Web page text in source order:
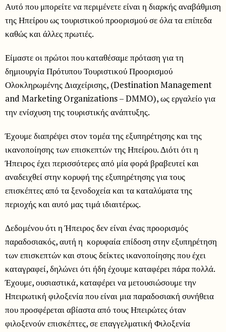
Αυτό που μπορείτε να περιμένετε είναι η διαρκής αναβάθμιση
της Ηπείρου ως τουριστικού προορισμού σε όλα τα επίπεδα
καθώς και άλλες πρωτιές.
Είμαστε οι πρώτοι που καταθέσαμε πρόταση για τη
δημιουργία Πρότυπου Τουριστικού Προορισμού
Ολοκληρωμένης Διαχείρισης, (Destination Management
and Marketing Organizations – DMMO), ως εργαλείο για
την ενίσχυση της τουριστικής ανάπτυξης.
Έχουμε διαπρέψει στον τομέα της εξυπηρέτησης και της
ικανοποίησης των επισκεπτών της Ηπείρου. Διότι ότι η
Ήπειρος έχει περισσότερες από μία φορά βραβευτεί και
αναδειχθεί στην κορυφή της εξυπηρέτησης για τους
επισκέπτες από τα ξενοδοχεία και τα καταλύματα της
περιοχής και αυτό μας τιμά ιδιαιτέρως.
Δεδομένου ότι η Ήπειρος δεν είναι ένας προορισμός
παραδοσιακός, αυτή η κορυφαία επίδοση στην εξυπηρέτηση
των επισκεπτών και στους δείκτες ικανοποίησης που έχει
καταγραφεί, δηλώνει ότι ήδη έχουμε καταφέρει πάρα πολλά.
Έχουμε, ουσιαστικά, καταφέρει να μετουσιώσουμε την
Ηπειρωτική φιλοξενία που είναι μια παραδοσιακή συνήθεια
που προσφέρεται αβίαστα από τους Ηπειρώτες όταν
φιλοξενούν επισκέπτες, σε επαγγελματική Φιλοξενία